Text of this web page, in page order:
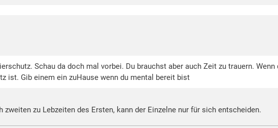
Schau da doch mal vorbei. Du brauchst aber auch Zeit zu trauern.
ist. Gib einem ein zuHause wenn du mental bereit bist
zu Lebzeiten des Ersten, kann der Einzelne nur für sich entscheiden.